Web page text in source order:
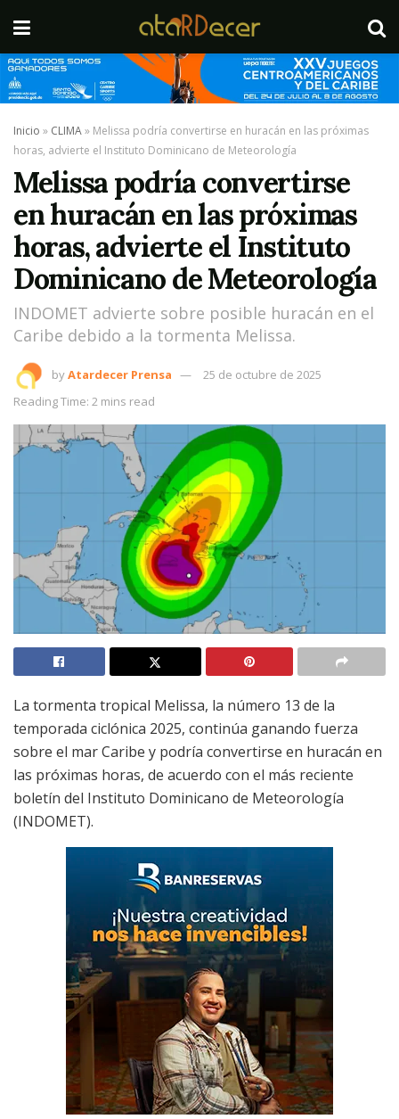
Inicio » CLIMA» Melissa podría convertirse en huracán en las próximas
horas, advierte el Instituto Dominicano de Meteorología
Melissa podría convertirse
en huracán en las próximas
horas, advierte el Instituto
Dominicano de Meteorología
INDOMET advierte sobre posible huracán en el
Caribe debido a la tormenta Melissa.
byAtardecer Prensa
25 de octubre de 2025
Reading Time: 2 mins read
La tormenta tropical Melissa, la número 13 de la
temporada ciclónica 2025, continúa ganando fuerza
sobre el mar Caribe y podría convertirse en huracán en
las próximas horas, de acuerdo con el más reciente
boletín del Instituto Dominicano de Meteorología
(INDOMET).